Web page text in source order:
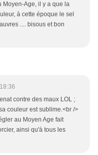
Moyen-Age, il y a que la
à cette époque le sel
.... bisous et bon
contre des maux LOL ;
couleur est sublime.<br />
au Moyen Age fait
ainsi qu'à tous les